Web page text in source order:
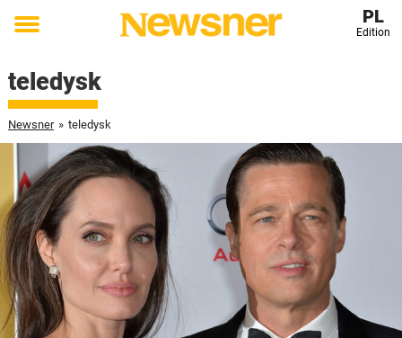
Toggle
PL
Edition
teledysk
Newsner » teledysk